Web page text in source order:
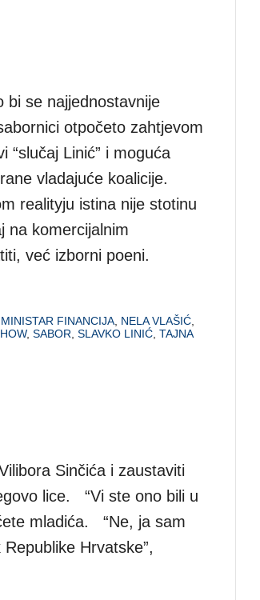
bi se najjednostavnije
otpočeto zahtjevom
“slučaj Linić” i moguća
vladajuće koalicije.
realityju istina nije stotinu
na komercijalnim
već izborni poeni.
MINISTAR FINANCIJA NELA VLAŠIĆ
, SABOR SLAVKO LINIĆ TAJNA
Sinčića i zaustaviti
lice. “Vi ste ono bili u
mladića. “Ne, ja sam
Hrvatske”,